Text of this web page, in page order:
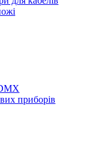
приборів